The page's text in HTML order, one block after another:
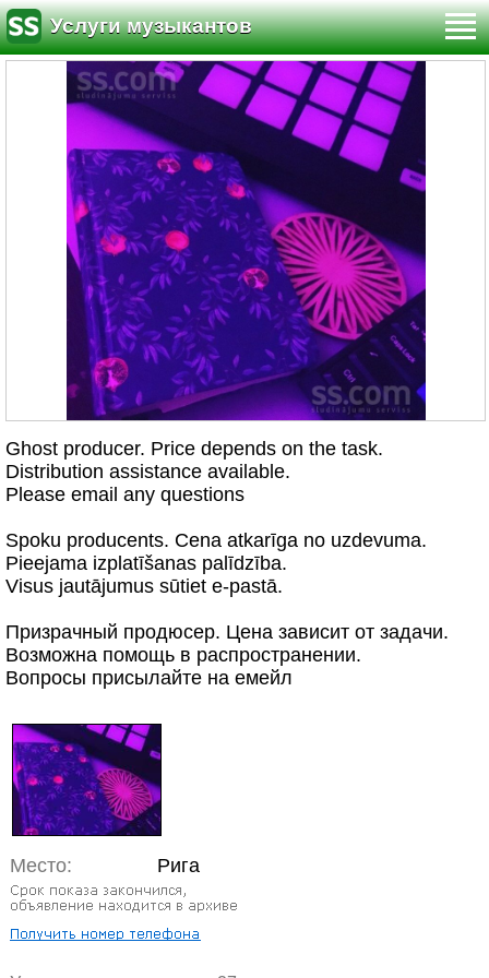
Услуги музыкантов
Ghost producer. Price depends on the task.
Distribution assistance available.
Please email any questions
Spoku producents. Cena atkarīga no uzdevuma.
Pieejama izplatīšanas palīdzība.
Visus jautājumus sūtiet e-pastā.
Призрачный продюсер. Цена зависит от задачи.
Возможна помощь в распространении.
Вопросы присылайте на емейл
Место: Рига